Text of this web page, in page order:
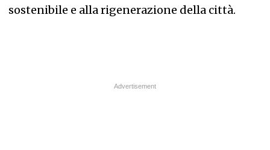
sostenibile e alla rigenerazione della città.